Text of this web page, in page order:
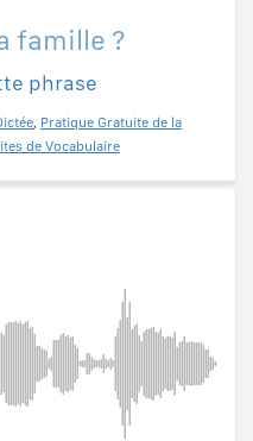
famille ?
phrase
, Pratique Gratuite de la
de Vocabulaire